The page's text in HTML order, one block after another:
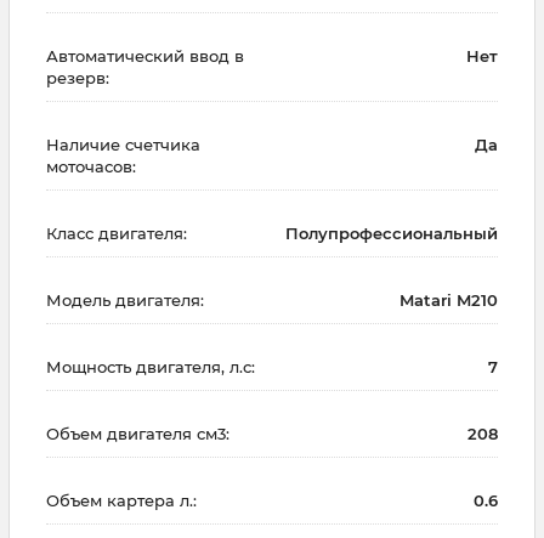
Автоматический ввод в
резерв:
Нет
Наличие счетчика
моточасов:
Да
Класс двигателя: Полупрофессиональный
Модель двигателя: Matari M210
Мощность двигателя, л.с: 7
Объем двигателя см3: 208
Объем картера л.: 0.6